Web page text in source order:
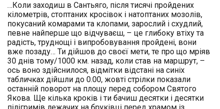
…Коли заходиш в Сантьяго, після тисячі пройдених
кілометрів, стоптаних кросівок і натоптаних мозолів,
покусаний комарами та клопами, зарослий і схудлий,
певне найперше що відчуваєш, – це глибоку втіху та
радість, труднощі і випробовування пройдені, вони
вже позаду… Ти дійшов до своєї мети, те про що мріяв
30 днів тому/1000 км. назад, коли став на маршрут, –
ось воно здійснилося, відмітки відстані на синіх
табличках дійшли до 0.00, жовті стрілки показали
останній поворот на площу перед собором Святого
Якова. Ще кілька кроків і ти бачиш десятки і десятки